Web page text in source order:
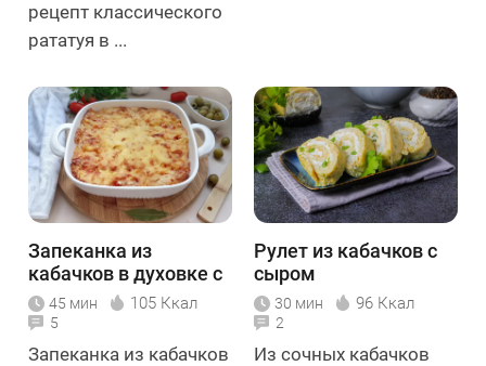
рецепт классического
рататуя в ...
Запеканка из
кабачков в духовке с
помидором и сыром
45 мин 105 Ккал
5
Запеканка из кабачков
Рулет из кабачков с
сыром
30 мин 96 Ккал
2
Из сочных кабачков